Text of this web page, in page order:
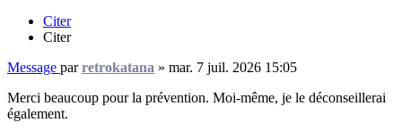
Citer
Citer
Message parretrokatana » mar. 7 juil. 2026 15:05
Merci beaucoup pour la prévention. Moi-même, je le déconseillerai
également.